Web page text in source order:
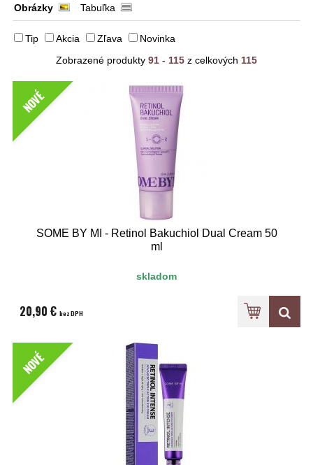
Obrázky
Tabuľka
Tip Akcia Zľava
Novinka
Zobrazené produkty 91 - 115 z celkových 115
NOVÉ
SOME BY MI - Retinol Bakuchiol Dual Cream 50
ml
skladom
20,90 € bez DPH
NOVÉ